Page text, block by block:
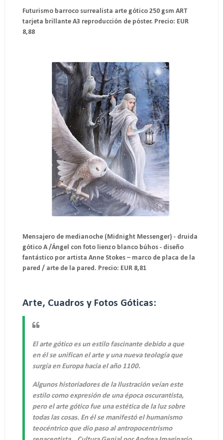
Futurismo barroco surrealista arte gótico 250 gsm ART
tarjeta brillante A3 reproducción de póster. Precio: EUR
8,88
Mensajero de medianoche (Midnight Messenger) - druida
gótico A /Ángel con foto lienzo blanco búhos - diseño
fantástico por artista Anne Stokes – marco de placa de la
pared / arte de la pared. Precio: EUR 8,81
Arte, Cuadros y Fotos Góticas:
El arte gótico es un estilo fascinante debido a que
en él se unifican el arte y una nueva teología que
surgía en Europa hacia el año 1100.
Algunos historiadores de la Ilustración veían este
estilo como expresión de una época oscurantista,
pero el arte gótico fue una estética de la luz sobre
todas las cosas. En él se manifestó el humanismo
teocéntrico que dio paso al antropocentrismo